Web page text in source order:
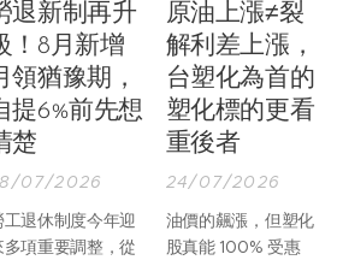
退新制再升
！8月新增
領猶豫期，
提6%前先想
楚
07/2026
工退休制度今年迎
多項重要調整，從
原油上漲≠裂
解利差上漲，
台塑化為首的
塑化標的更看
重後者
24/07/2026
油價的飆漲，但塑化
股真能 100% 受惠